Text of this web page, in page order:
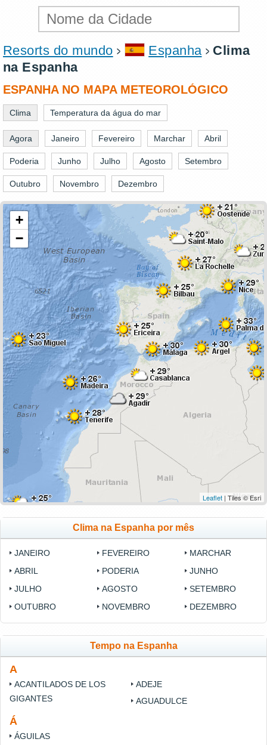
Resorts do mundo Espanha
Clima
na Espanha
ESPANHA NO MAPA METEOROLÓGICO
Clima Temperatura da água do mar
Agora Janeiro Fevereiro Marchar Abril
Poderia Junho Julho Agosto Setembro
Outubro Novembro Dezembro
+
−
Leaflet | Tiles © Esri
Clima na Espanha por mês
JANEIRO FEVEREIRO
MARCHAR
ABRIL
PODERIA
JUNHO
JULHO
AGOSTO
SETEMBRO
OUTUBRO
NOVEMBRO DEZEMBRO
Tempo na Espanha
A
ACANTILADOS DE LOS
GIGANTES
ADEJE
AGUADULCE
Á
ÁGUILAS